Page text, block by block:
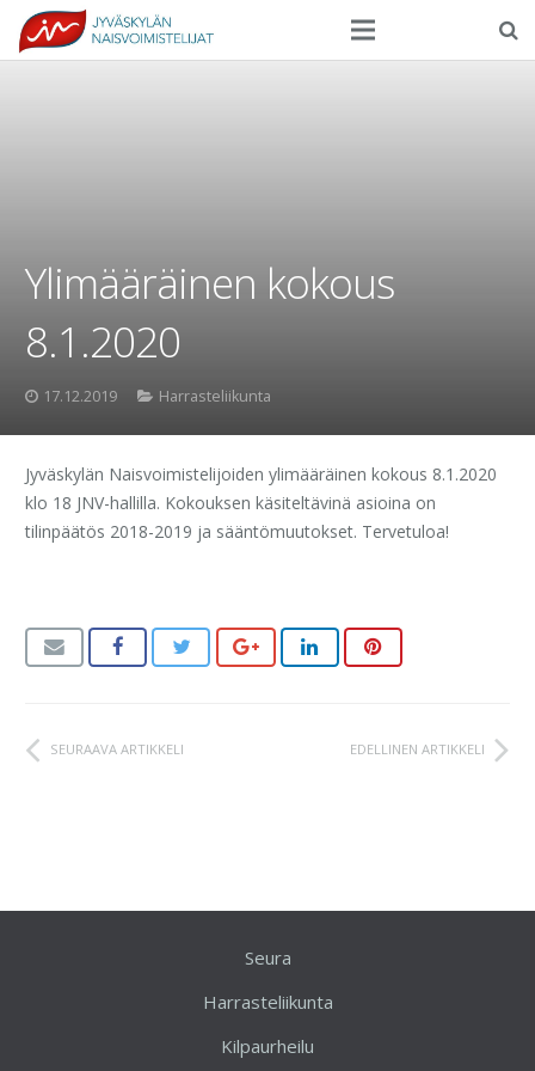
Ilmoittautuminen
Yhteystiedot
Ylimääräinen kokous
8.1.2020
17.12.2019 Harrasteliikunta
Jyväskylän Naisvoimistelijoiden ylimääräinen kokous 8.1.2020
klo 18 JNV-hallilla. Kokouksen käsiteltävinä asioina on
tilinpäätös 2018-2019 ja sääntömuutokset. Tervetuloa!
EDELLINEN ARTIKKELI
SEURAAVA ARTIKKELI
Seura
Harrasteliikunta
Kilpaurheilu